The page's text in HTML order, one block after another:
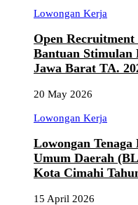
Lowongan Kerja
Open
Bantuan Stimulan
Jawa Barat TA.
20 May 2026
Lowongan Kerja
Lowongan
Umum Daerah
Kota Cimahi
15 April 2026